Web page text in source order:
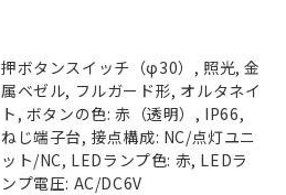
押ボタンスイッチ（φ30）, 照光, 金
属ベゼル, フルガード形, オルタネイ
ト, ボタンの色: 赤（透明）, IP66,
ねじ端子台, 接点構成: NC/点灯ユニ
ット/NC, LEDランプ色: 赤, LEDラ
ンプ電圧: AC/DC6V